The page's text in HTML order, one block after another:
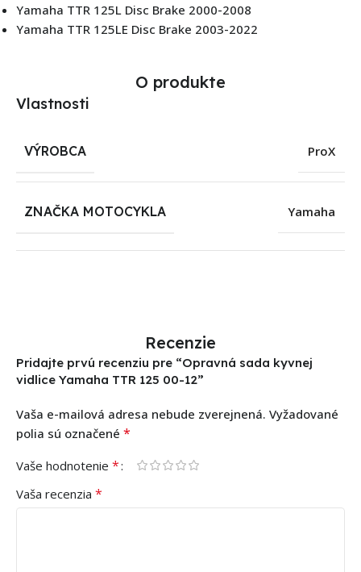
Yamaha TTR 125L Disc Brake 2000-2008
Yamaha TTR 125LE Disc Brake 2003-2022
O produkte
Vlastnosti
VÝROBCA ProX
ZNAČKA MOTOCYKLA Yamaha
Recenzie
Pridajte prvú recenziu pre “Opravná sada kyvnej
vidlice Yamaha TTR 125 00-12”
Vaša e-mailová adresa nebude zverejnená. Vyžadované
polia sú označené *
Vaše hodnotenie *
Vaša recenzia *